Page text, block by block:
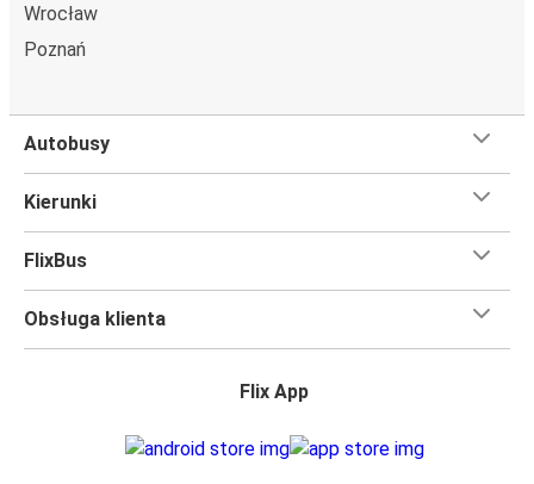
Wrocław
Poznań
Autobusy
Kierunki
FlixBus
Obsługa klienta
Flix App